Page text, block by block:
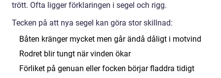
trött. Ofta ligger förklaringen i segel och rigg.
Tecken på att nya segel kan göra stor skillnad:
Båten kränger mycket men går ändå dåligt i motvind
Rodret blir tungt när vinden ökar
Förliket på genuan eller focken börjar fladdra tidigt